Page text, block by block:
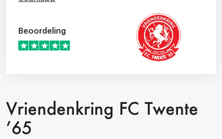
Beoordeling
Vriendenkring FC Twente
’65